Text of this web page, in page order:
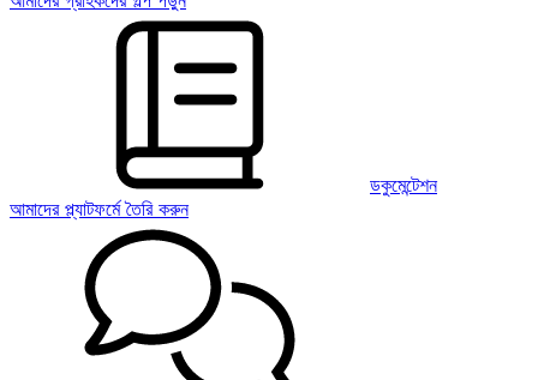
ডকুমেন্টেশন
আমাদের প্ল্যাটফর্মে তৈরি করুন